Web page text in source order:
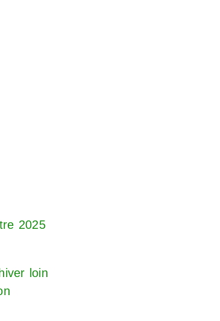
2025
loin